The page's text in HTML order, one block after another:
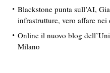
Blackstone punta sull’AI,
infrastrutture, vero affare nei
Online il nuovo blog
Milano